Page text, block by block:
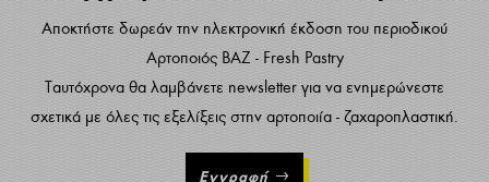
Αποκτήστε δωρεάν την ηλεκτρονική έκδοση του περιοδικού
Αρτοποιός ΒΑΖ - Fresh Pastry
Ταυτόχρονα θα λαμβάνετε newsletter για να ενημερώνεστε
σχετικά με όλες τις εξελίξεις στην αρτοποιία - ζαχαροπλαστική.
Εγγραφή